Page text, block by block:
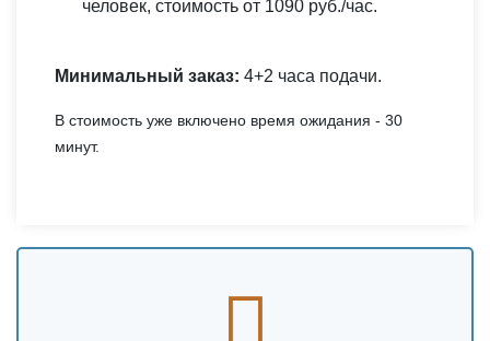
человек, стоимость от 1090 руб./час.
Минимальный заказ: 4+2 часа подачи.
В стоимость уже включено время ожидания - 30
минут.